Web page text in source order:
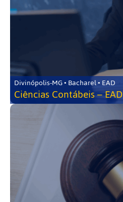
Divinópolis-MG • Bacharel • EAD
Ciências Contábeis – EAD